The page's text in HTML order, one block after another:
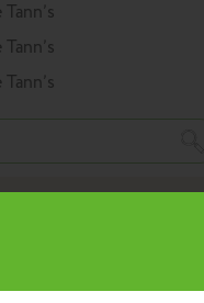
Sacs repas avec